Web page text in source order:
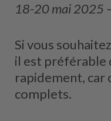
18-20 mai 2025
Si vous
il est préférable
rapidement, car
complets.